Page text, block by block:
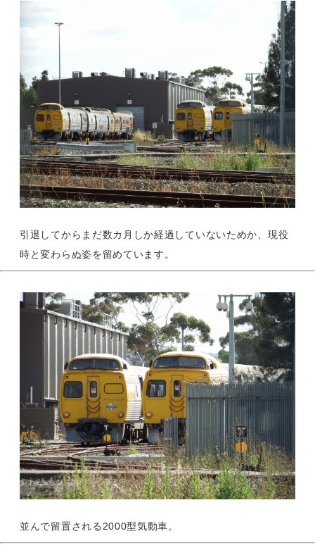
引退してからまだ数カ月しか経過していないためか、現役
時と変わらぬ姿を留めています。
並んで留置される2000型気動車。